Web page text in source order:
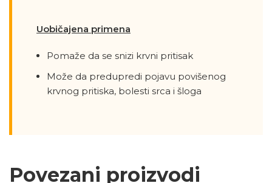
Uobičajena primena
Pomaže da se snizi krvni pritisak
Može da predupredi pojavu povišenog
krvnog pritiska, bolesti srca i šloga
Povezani proizvodi